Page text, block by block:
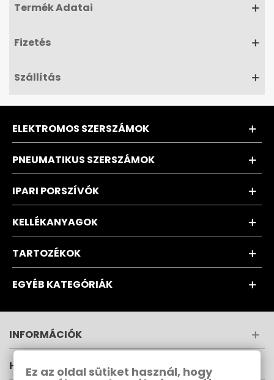
Termék Adatai
Fizetés
Szállítás
ELEKTROMOS SZERSZÁMOK
PNEUMATIKUS SZERSZÁMOK
IPARI PORSZÍVÓK
KELLÉKANYAGOK
TARTOZÉKOK
EGYÉB KATEGÓRIÁK
INFORMÁCIÓK
HÍRLEVÉL
Ez az oldal sütiket használ, hogy